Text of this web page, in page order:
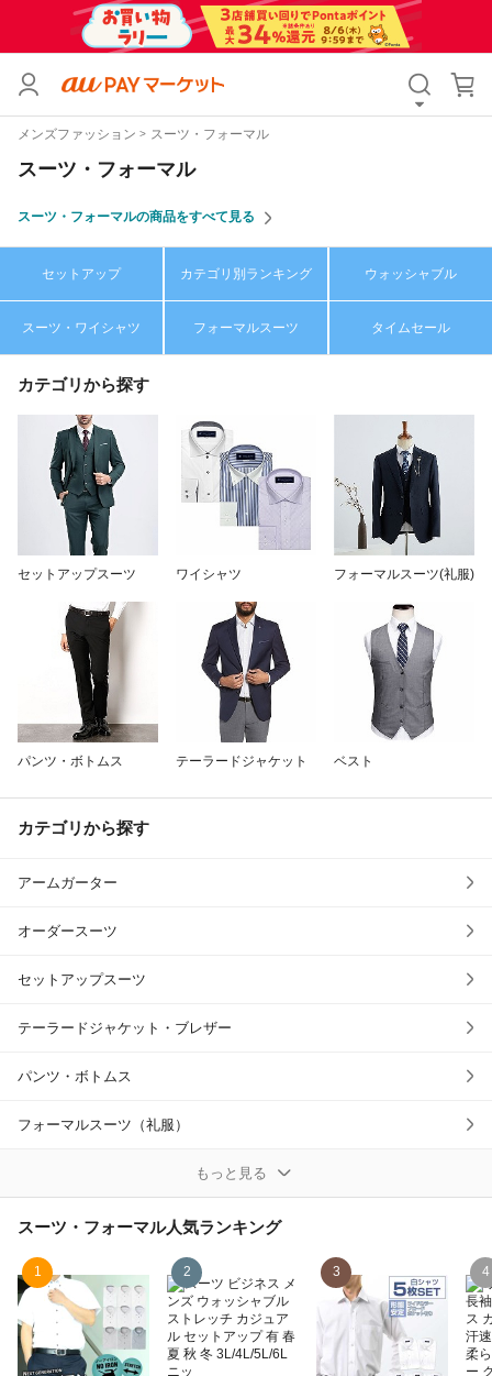
メンズファッション スーツ・フォーマル
スーツ・フォーマル
スーツ・フォーマルの商品をすべて見る
セットアップ カテゴリ別ランキング ウォッシャブル
スーツ・ワイシャツ フォーマルスーツ タイムセール
カテゴリから探す
セットアップスーツ ワイシャツ フォーマルスーツ(礼服)
パンツ・ボトムス テーラードジャケット ベスト
カテゴリから探す
アームガーター
オーダースーツ
セットアップスーツ
テーラードジャケット・ブレザー
パンツ・ボトムス
フォーマルスーツ（礼服）
ポケットチーフ
ラペルピン
ワイシャツ
ネクタイ
もっと見る
スーツ・フォーマル人気ランキング
1 2 3 4
カテゴリ すべて
価格
Pontaパス特典対象すべて ポイントUPセレクトのみ
サンキュー配送対象
キーワード
除外ワード